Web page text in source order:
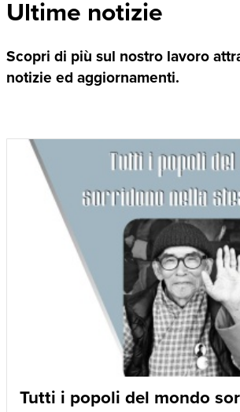
Ultime notizie
Scopri di più sul nostro lavoro
notizie ed aggiornamenti.
Tutti i popoli del mondo